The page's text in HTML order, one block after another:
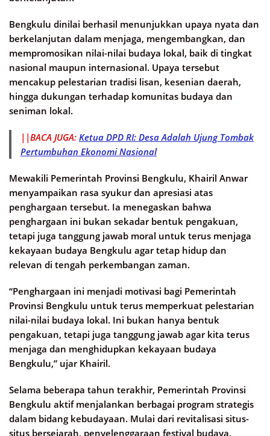
Bengkulu dinilai berhasil menunjukkan upaya nyata dan
berkelanjutan dalam menjaga, mengembangkan, dan
mempromosikan nilai-nilai budaya lokal, baik di tingkat
nasional maupun internasional. Upaya tersebut
mencakup pelestarian tradisi lisan, kesenian daerah,
hingga dukungan terhadap komunitas budaya dan
seniman lokal.
||BACA JUGA: Ketua DPD RI: Desa Adalah Ujung Tombak
Pertumbuhan Ekonomi Nasional
Mewakili Pemerintah Provinsi Bengkulu, Khairil Anwar
menyampaikan rasa syukur dan apresiasi atas
penghargaan tersebut. Ia menegaskan bahwa
penghargaan ini bukan sekadar bentuk pengakuan,
tetapi juga tanggung jawab moral untuk terus menjaga
kekayaan budaya Bengkulu agar tetap hidup dan
relevan di tengah perkembangan zaman.
“Penghargaan ini menjadi motivasi bagi Pemerintah
Provinsi Bengkulu untuk terus memperkuat pelestarian
nilai-nilai budaya lokal. Ini bukan hanya bentuk
pengakuan, tetapi juga tanggung jawab agar kita terus
menjaga dan menghidupkan kekayaan budaya
Bengkulu,” ujar Khairil.
Selama beberapa tahun terakhir, Pemerintah Provinsi
Bengkulu aktif menjalankan berbagai program strategis
dalam bidang kebudayaan. Mulai dari revitalisasi situs-
situs bersejarah, penyelenggaraan festival budaya,